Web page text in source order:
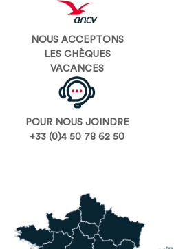
NOUS ACCEPTONS
LES CHÈQUES
VACANCES
POUR NOUS JOINDRE
+33 (0)4 50 78 62 50